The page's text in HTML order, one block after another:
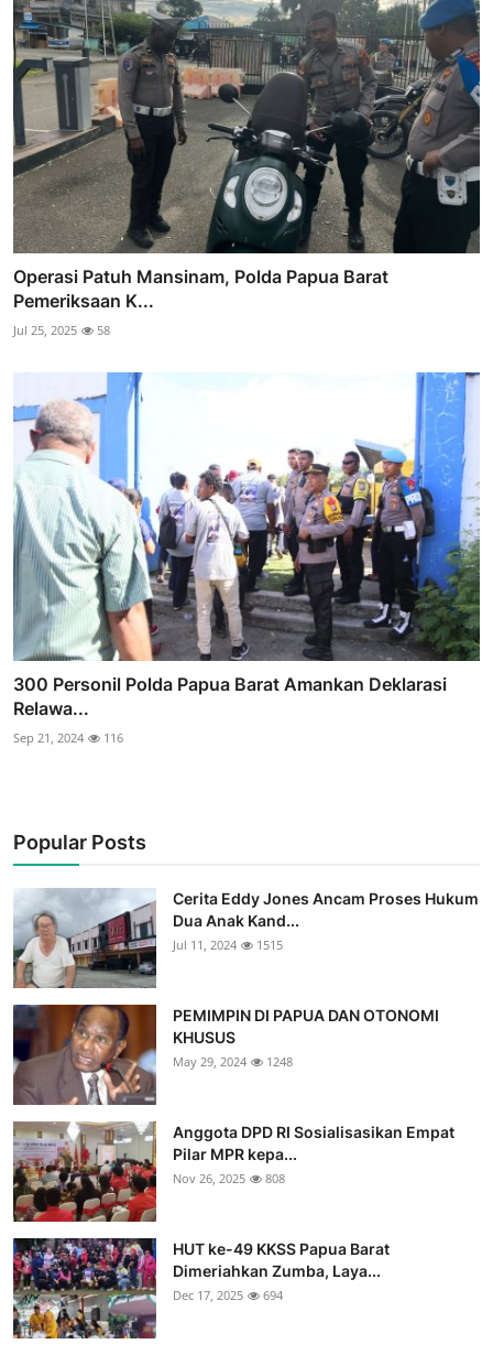
Operasi Patuh Mansinam, Polda Papua Barat
Pemeriksaan K...
Jul 25, 2025 58
300 Personil Polda Papua Barat Amankan Deklarasi
Relawa...
Sep 21, 2024 116
Popular Posts
Cerita Eddy Jones Ancam Proses Hukum
Dua Anak Kand...
Jul 11, 2024 1515
PEMIMPIN DI PAPUA DAN OTONOMI
KHUSUS
May 29, 2024 1248
Anggota DPD RI Sosialisasikan Empat
Pilar MPR kepa...
Nov 26, 2025 808
HUT ke-49 KKSS Papua Barat
Dimeriahkan Zumba, Laya...
Dec 17, 2025 694